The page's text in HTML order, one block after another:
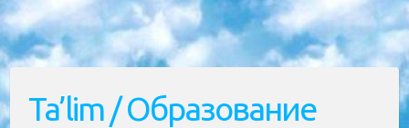
Ta’lim / Образование